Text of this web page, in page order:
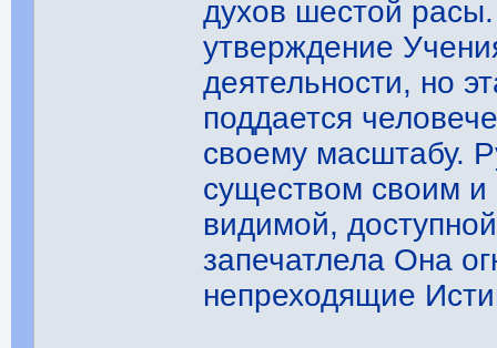
духов шестой
утверждение
деятельности, но
поддается
своему масштабу.
существом своим
видимой,
запечатлела Она
непреходящие